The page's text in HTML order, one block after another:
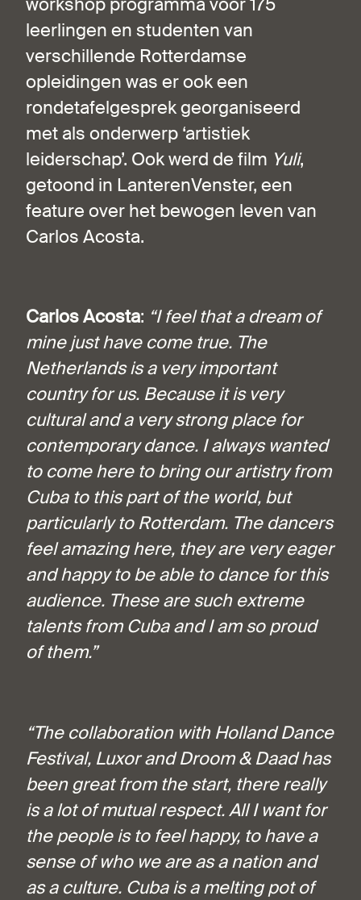
workshop programma voor 175
leerlingen en studenten van
verschillende Rotterdamse
opleidingen was er ook een
rondetafelgesprek georganiseerd
met als onderwerp ‘artistiek
leiderschap’. Ook werd de film Yuli,
getoond in LanterenVenster, een
feature over het bewogen leven van
Carlos Acosta.
Carlos Acosta: “I feel that a dream of
mine just have come true. The
Netherlands is a very important
country for us. Because it is very
cultural and a very strong place for
contemporary dance. I always wanted
to come here to bring our artistry from
Cuba to this part of the world, but
particularly to Rotterdam. The dancers
feel amazing here, they are very eager
and happy to be able to dance for this
audience. These are such extreme
talents from Cuba and I am so proud
of them.”
“The collaboration with Holland Dance
Festival, Luxor and Droom & Daad has
been great from the start, there really
is a lot of mutual respect. All I want for
the people is to feel happy, to have a
sense of who we are as a nation and
as a culture. Cuba is a melting pot of